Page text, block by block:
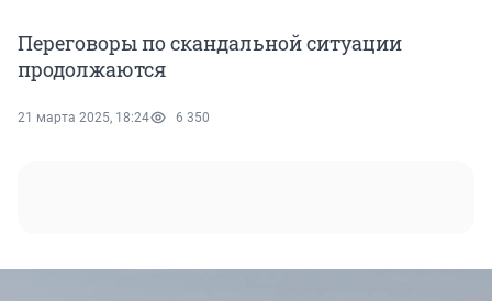
Переговоры по скандальной ситуации
продолжаются
21 марта 2025, 18:24 6 350